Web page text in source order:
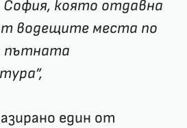
София, която отдавна
водещите места по
пътната
един от